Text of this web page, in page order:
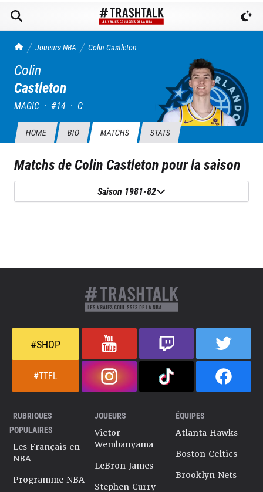
TrashTalk Actu NBA
Joueurs NBA Colin Castleton
Colin
Castleton
MAGIC · #14 · C
HOME BIO MATCHS STATS
Matchs deColin Castletonpour la saison
Saison 1981-82
#SHOP
#TTFL
RUBRIQUES
POPULAIRES
Les Français en
NBA
Programme NBA
JOUEURS
Victor
Wembanyama
LeBron James
Stephen Curry
ÉQUIPES
Atlanta Hawks
Boston Celtics
Brooklyn Nets